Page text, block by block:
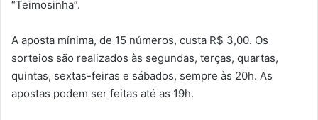
“Teimosinha”.
A aposta mínima, de 15 números, custa R$ 3,00. Os
sorteios são realizados às segundas, terças, quartas,
quintas, sextas-feiras e sábados, sempre às 20h. As
apostas podem ser feitas até as 19h.